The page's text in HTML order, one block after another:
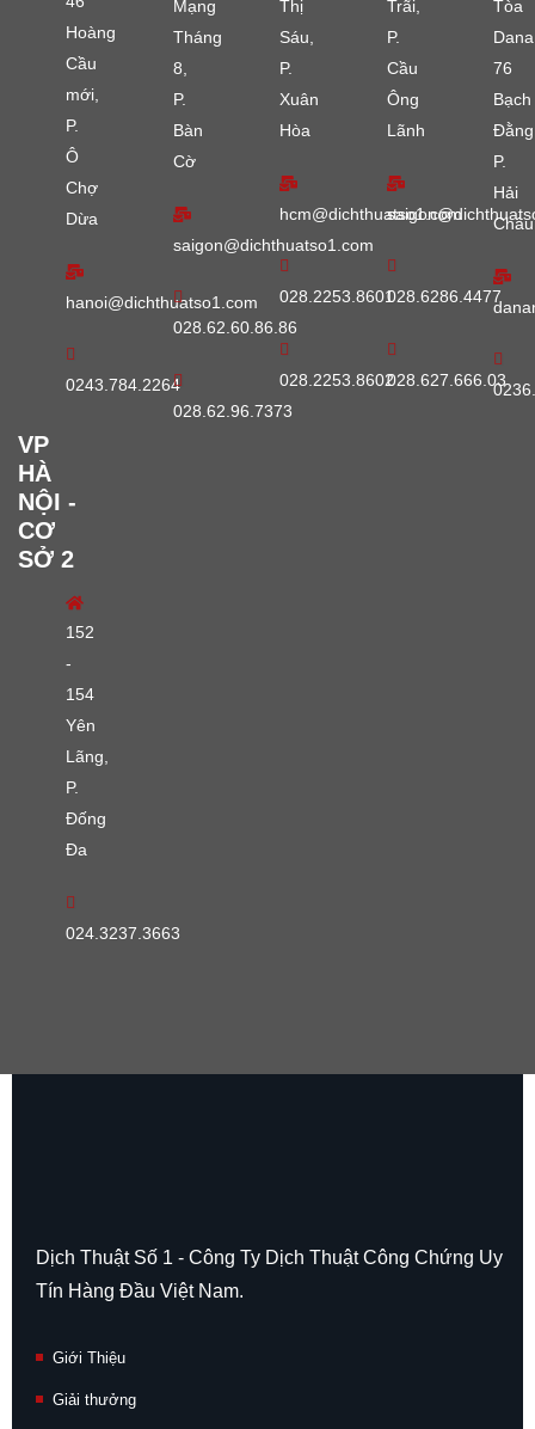
Hoàng
Cầu
mới,
P.
Ô
Chợ
Dừa
hanoi@dichthuatso1.com
0243.784.2264
VP
HÀ
NỘI -
CƠ
SỞ 2
152
-
154
Yên
Lãng,
P.
Đống
Đa
024.3237.3663
Mạng
Tháng
8,
P.
Bàn
Cờ
saigon@dichthuatso1.com
028.62.60.86.86
028.62.96.7373
Thị
Sáu,
P.
Xuân
Hòa
hcm@dichthuatso1.com
028.2253.8601
028.2253.8602
Trãi,
P.
Cầu
Ông
Lãnh
028.6286.4477
028.627.666.03
Tòa
76
Bạch
P.
Hải
Châu
Dịch Thuật Số 1 - Công Ty Dịch Thuật Công Chứng Uy
Tín Hàng Đầu Việt Nam.
Giới Thiệu
Giải thưởng